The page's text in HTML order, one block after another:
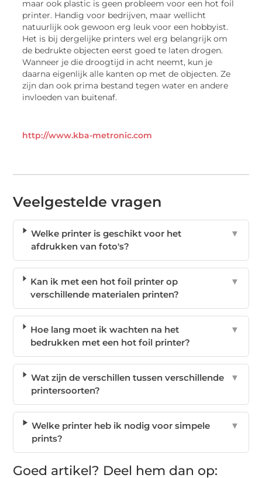
maar ook plastic is geen probleem voor een hot foil
printer. Handig voor bedrijven, maar wellicht
natuurlijk ook gewoon erg leuk voor een hobbyist.
Het is bij dergelijke printers wel erg belangrijk om
de bedrukte objecten eerst goed te laten drogen.
Wanneer je die droogtijd in acht neemt, kun je
daarna eigenlijk alle kanten op met de objecten. Ze
zijn dan ook prima bestand tegen water en andere
invloeden van buitenaf.
http://www.kba-metronic.com
Veelgestelde vragen
Welke printer is geschikt voor het
afdrukken van foto's?
▼
Kan ik met een hot foil printer op
verschillende materialen printen?
▼
Hoe lang moet ik wachten na het
bedrukken met een hot foil printer?
▼
Wat zijn de verschillen tussen verschillende
printersoorten?
▼
Welke printer heb ik nodig voor simpele
prints?
▼
Goed artikel? Deel hem dan op: